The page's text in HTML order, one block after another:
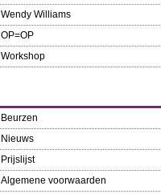
Wendy Williams
OP=OP
Workshop
Beurzen
Nieuws
Prijslijst
Algemene voorwaarden